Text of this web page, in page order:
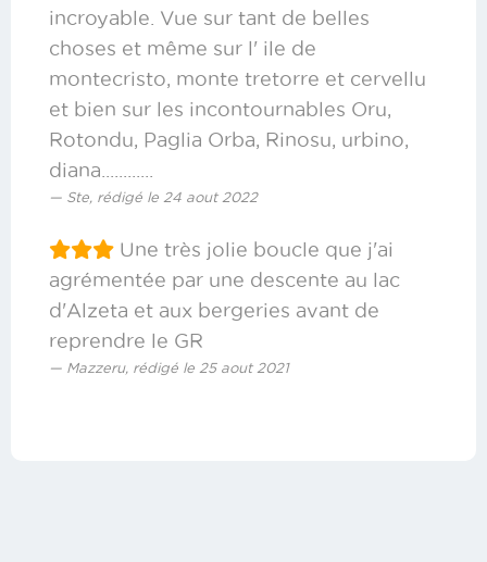
incroyable. Vue sur tant de belles
choses et même sur l' ile de
montecristo, monte tretorre et cervellu
et bien sur les incontournables Oru,
Rotondu, Paglia Orba, Rinosu, urbino,
diana............
Ste, rédigé le 24 aout 2022
Une très jolie boucle que j'ai
agrémentée par une descente au lac
d'Alzeta et aux bergeries avant de
reprendre le GR
Mazzeru, rédigé le 25 aout 2021